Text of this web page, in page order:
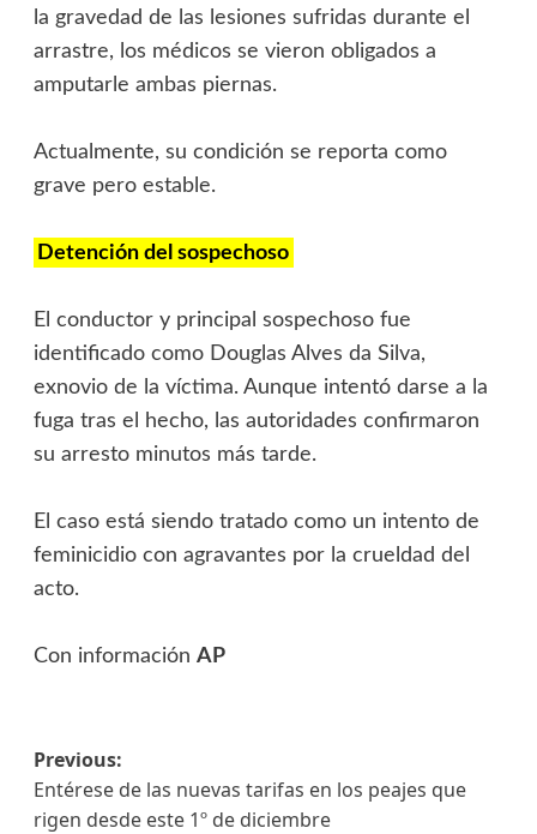
la gravedad de las lesiones sufridas durante el
arrastre, los médicos se vieron obligados a
amputarle ambas piernas.
‎Actualmente, su condición se reporta como
grave pero estable.
‎Detención del sospechoso
‎El conductor y principal sospechoso fue
identificado como Douglas Alves da Silva,
exnovio de la víctima. Aunque intentó darse a la
fuga tras el hecho, las autoridades confirmaron
su arresto minutos más tarde.
‎El caso está siendo tratado como un intento de
feminicidio con agravantes por la crueldad del
acto.
‎Con información AP
Previous:
Entérese de las nuevas tarifas en los peajes que
rigen desde este 1º de diciembre